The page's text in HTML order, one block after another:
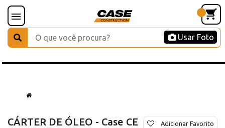
Usar Foto
CÁRTER DE ÓLEO - Case CE Adicionar Favorito